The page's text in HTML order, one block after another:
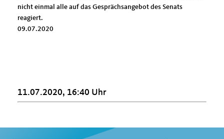
nicht einmal alle auf das Gesprächsangebot des Senats
reagiert.
09.07.2020
11.07.2020, 16:40 Uhr